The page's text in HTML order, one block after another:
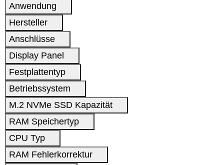
Anwendung
Hersteller
Anschlüsse
Display Panel
Festplattentyp
Betriebssystem
M.2 NVMe SSD Kapazität
RAM Speichertyp
CPU Typ
RAM Fehlerkorrektur